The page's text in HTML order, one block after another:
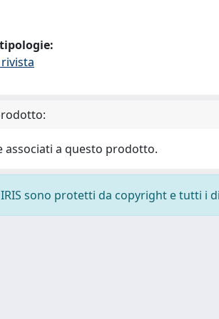
associati a questo prodotto.
sono protetti da copyright e tutti i